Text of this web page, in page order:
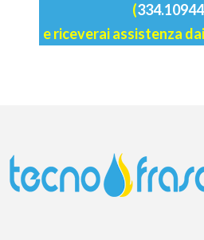
(
e riceverai assistenza